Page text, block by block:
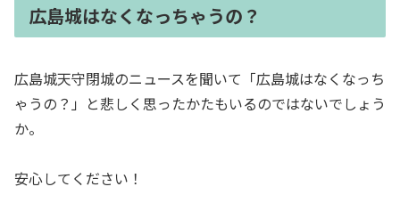
広島城はなくなっちゃうの？
広島城天守閉城のニュースを聞いて「広島城はなくなっち
ゃうの？」と悲しく思ったかたもいるのではないでしょう
か。
安心してください！